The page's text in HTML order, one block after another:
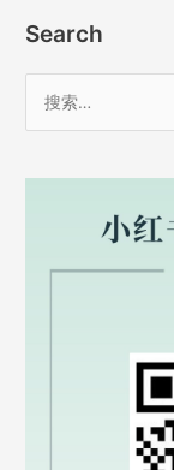
佣
么
加
返
Search